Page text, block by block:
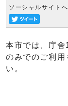
ソーシャルサイト
本市では、庁
のみでのご利用
い。